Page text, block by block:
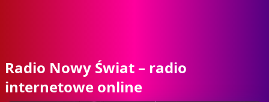
Radio Nowy Świat – radio
internetowe online